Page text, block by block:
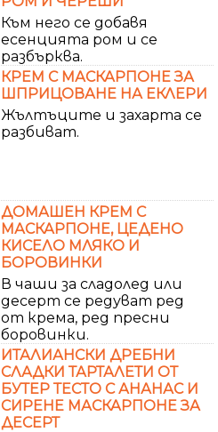
Към него се добавя
есенцията ром и се
разбърква.
КРЕМ С МАСКАРПОНЕ ЗА
ШПРИЦОВАНЕ НА ЕКЛЕРИ
Жълтъците и захарта се
разбиват.
ДОМАШЕН КРЕМ С
МАСКАРПОНЕ, ЦЕДЕНО
КИСЕЛО МЛЯКО И
БОРОВИНКИ
В чаши за сладолед или
десерт се редуват ред
от крема, ред пресни
боровинки.
ИТАЛИАНСКИ ДРЕБНИ
СЛАДКИ ТАРТАЛЕТИ ОТ
БУТЕР ТЕСТО С АНАНАС И
СИРЕНЕ МАСКАРПОНЕ ЗА
ДЕСЕРТ